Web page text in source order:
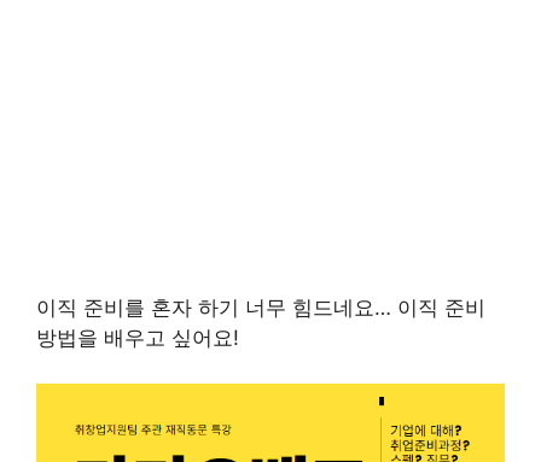
이직 준비를 혼자 하기 너무 힘드네요… 이직 준비
방법을 배우고 싶어요!